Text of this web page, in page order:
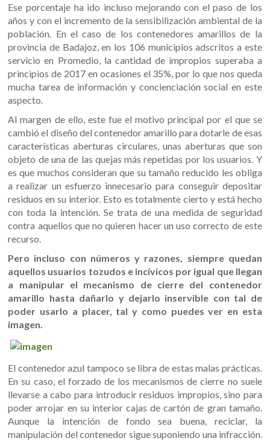
Ese porcentaje ha ido incluso mejorando con el paso de los
años y con el incremento de la sensibilización ambiental de la
población. En el caso de los contenedores amarillos de la
provincia de Badajoz, en los 106 municipios adscritos a este
servicio en Promedio, la cantidad de impropios superaba a
principios de 2017 en ocasiones el 35%, por lo que nos queda
mucha tarea de información y concienciación social en este
aspecto.
Al margen de ello, este fue el motivo principal por el que se
cambió el diseño del contenedor amarillo para dotarle de esas
características aberturas circulares, unas aberturas que son
objeto de una de las quejas más repetidas por los usuarios. Y
es que muchos consideran que su tamaño reducido les obliga
a realizar un esfuerzo innecesario para conseguir depositar
residuos en su interior. Esto es totalmente cierto y está hecho
con toda la intención. Se trata de una medida de seguridad
contra aquellos que no quieren hacer un uso correcto de este
recurso.
Pero incluso con números y razones, siempre quedan
aquellos usuarios tozudos e incívicos por igual que llegan
a manipular el mecanismo de cierre del contenedor
amarillo hasta dañarlo y dejarlo inservible con tal de
poder usarlo a placer, tal y como puedes ver en esta
imagen.
El contenedor azul tampoco se libra de estas malas prácticas.
En su caso, el forzado de los mecanismos de cierre no suele
llevarse a cabo para introducir residuos impropios, sino para
poder arrojar en su interior cajas de cartón de gran tamaño.
Aunque la intención de fondo sea buena, reciclar, la
manipulación del contenedor sigue suponiendo una infracción.